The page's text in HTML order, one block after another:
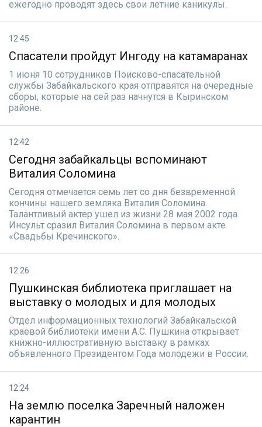
ежегодно проводят здесь свои летние каникулы.
12:45
Спасатели пройдут Ингоду на катамаранах
1 июня 10 сотрудников Поисково-спасательной
службы Забайкальского края отправятся на очередные
сборы, которые на сей раз начнутся в Кыринском
районе.
12:42
Сегодня забайкальцы вспоминают
Виталия Соломина
Сегодня отмечается семь лет со дня безвременной
кончины нашего земляка Виталия Соломина.
Талантливый актер ушел из жизни 28 мая 2002 года.
Инсульт сразил Виталия Соломина в первом акте
«Свадьбы Кречинского».
12:26
Пушкинская библиотека приглашает на
выставку о молодых и для молодых
Отдел информационных технологий Забайкальской
краевой библиотеки имени А.С. Пушкина открывает
книжно-иллюстративную выставку в рамках
объявленного Президентом Года молодежи в России.
12:24
На землю поселка Заречный наложен
карантин